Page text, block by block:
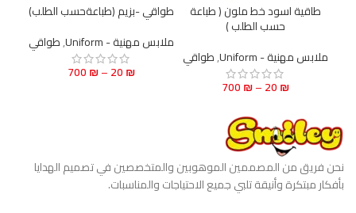
طاقية اسود خط ملون ( طباعة
حسب الطلب )
ملابس مهنية - Uniform
,طواقي
20₪
–
700₪
طواقي -بزيم (طباعةحسب الطلب)
ملابس مهنية - Uniform
,طواقي
20₪
–
700₪
نحن فريق من المصممين الموهوبين والمتخصصين في تصميم الهدايا
بأفكار مبتكرة وأنيقة تلبي جميع الاحتياجات والمناسبات.